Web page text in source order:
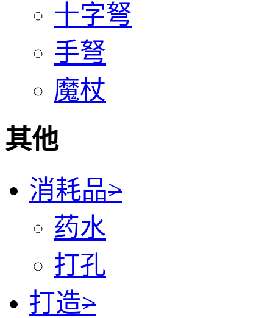
十字弩
手弩
魔杖
其他
消耗品>
药水
打孔
打造>